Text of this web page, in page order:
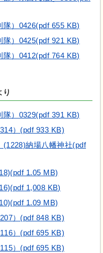
）0426(pdf 655 KB)
）0425(pdf 921 KB)
）0412(pdf 764 KB)
り
）0329(pdf 391 KB)
）(pdf 933 KB)
(1228)納場八幡神社(pdf
1.05 MB)
1,008 KB)
1.09 MB)
）(pdf 848 KB)
）(pdf 695 KB)
）(pdf 695 KB)